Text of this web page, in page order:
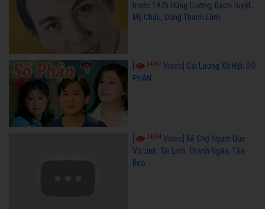
trước 1975 Hùng Cường, Bạch Tuyết,
Mỹ Châu, Dũng Thanh Lâm
34587 Video] Cải Lương Xã Hội: SỐ
PHẬN
24594 Video] Kẻ Chợ Người Quê -
Vũ Linh, Tài Linh, Thanh Ngân, Tấn
Beo